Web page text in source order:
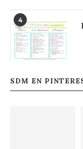
4
SDM EN